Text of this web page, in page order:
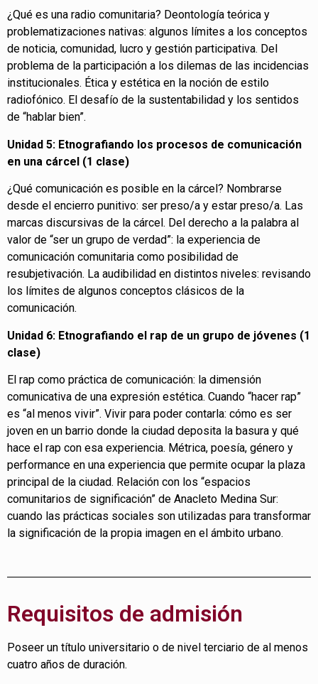
¿Qué es una radio comunitaria? Deontología teórica y
problematizaciones nativas: algunos límites a los conceptos
de noticia, comunidad, lucro y gestión participativa. Del
problema de la participación a los dilemas de las incidencias
institucionales. Ética y estética en la noción de estilo
radiofónico. El desafío de la sustentabilidad y los sentidos
de “hablar bien”.
Unidad 5: Etnografiando los procesos de comunicación
en una cárcel (1 clase)
¿Qué comunicación es posible en la cárcel? Nombrarse
desde el encierro punitivo: ser preso/a y estar preso/a. Las
marcas discursivas de la cárcel. Del derecho a la palabra al
valor de “ser un grupo de verdad”: la experiencia de
comunicación comunitaria como posibilidad de
resubjetivación. La audibilidad en distintos niveles: revisando
los límites de algunos conceptos clásicos de la
comunicación.
Unidad 6: Etnografiando el rap de un grupo de jóvenes (1
clase)
El rap como práctica de comunicación: la dimensión
comunicativa de una expresión estética. Cuando “hacer rap”
es “al menos vivir”. Vivir para poder contarla: cómo es ser
joven en un barrio donde la ciudad deposita la basura y qué
hace el rap con esa experiencia. Métrica, poesía, género y
performance en una experiencia que permite ocupar la plaza
principal de la ciudad. Relación con los “espacios
comunitarios de significación” de Anacleto Medina Sur:
cuando las prácticas sociales son utilizadas para transformar
la significación de la propia imagen en el ámbito urbano.
Requisitos de admisión
Poseer un título universitario o de nivel terciario de al menos
cuatro años de duración.